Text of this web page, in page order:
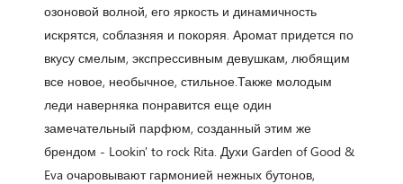
озоновой волной, его яркость и динамичность
искрятся, соблазняя и покоряя. Аромат придется по
вкусу смелым, экспрессивным девушкам, любящим
все новое, необычное, стильное.Также молодым
леди наверняка понравится еще один
замечательный парфюм, созданный этим же
брендом - Lookin' to rock Rita. Духи Garden of Good &
Eva очаровывают гармонией нежных бутонов,